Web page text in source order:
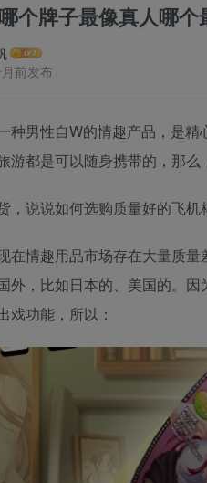
个牌子最像真人哪个
前发布
种男性自W的情趣产品，是
游都是可以随身携带的，那
，说说如何选购质量好的飞机
情趣用品市场存在大量质量
外，比如日本的、美国的。
戏功能，所以：